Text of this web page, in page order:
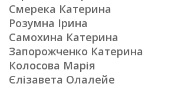
Смерека Катерина
Розумна Iрина
Самохина Катерина
Запорожченко Катерина
Колосова Марія
Єлізавета Олалейе